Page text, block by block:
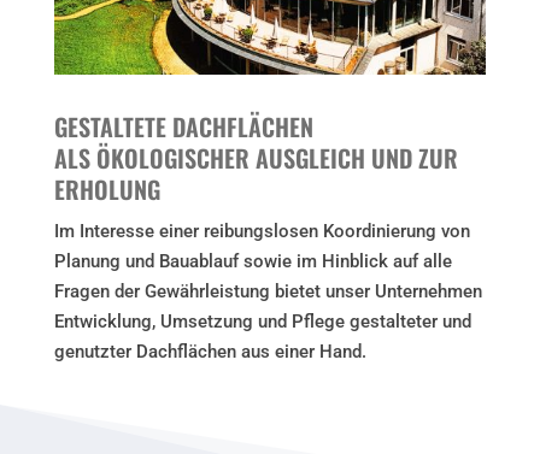
GESTALTETE DACHFLÄCHEN
ALS ÖKOLOGISCHER AUSGLEICH UND ZUR
ERHOLUNG
Im Interesse einer reibungslosen Koordinierung von
Planung und Bauablauf sowie im Hinblick auf alle
Fragen der Gewährleistung bietet unser Unternehmen
Entwicklung, Umsetzung und Pflege gestalteter und
genutzter Dachflächen aus einer Hand.